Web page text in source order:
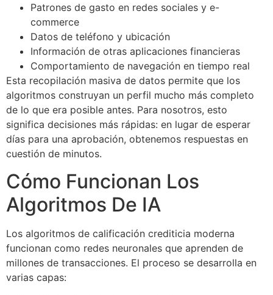
Patrones de gasto en redes sociales y e-
commerce
Datos de teléfono y ubicación
Información de otras aplicaciones financieras
Comportamiento de navegación en tiempo real
Esta recopilación masiva de datos permite que los
algoritmos construyan un perfil mucho más completo
de lo que era posible antes. Para nosotros, esto
significa decisiones más rápidas: en lugar de esperar
días para una aprobación, obtenemos respuestas en
cuestión de minutos.
Cómo Funcionan Los
Algoritmos De IA
Los algoritmos de calificación crediticia moderna
funcionan como redes neuronales que aprenden de
millones de transacciones. El proceso se desarrolla en
varias capas: